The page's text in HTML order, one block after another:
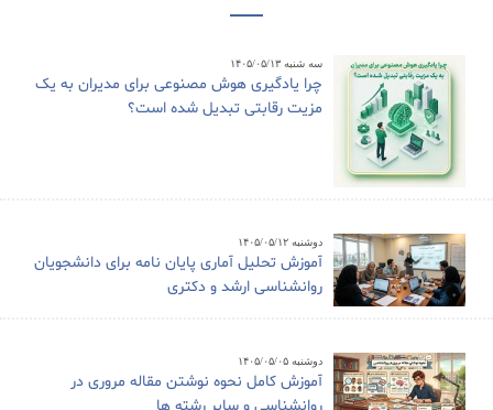
سه شنبه ۱۴۰۵/۰۵/۱۳
چرا یادگیری هوش مصنوعی برای مدیران به یک
مزیت رقابتی تبدیل شده است؟
دوشنبه ۱۴۰۵/۰۵/۱۲
آموزش تحلیل آماری پایان نامه برای دانشجویان
روانشناسی ارشد و دکتری
دوشنبه ۱۴۰۵/۰۵/۰۵
آموزش کامل نحوه نوشتن مقاله مروری در